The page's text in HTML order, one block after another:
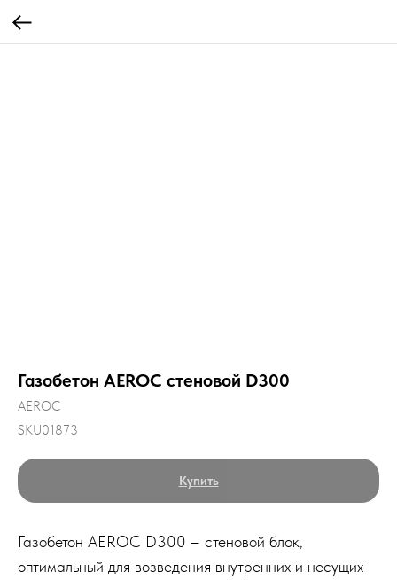
Газобетон AEROC стеновой D300
AEROC
SKU01873
Купить
Газобетон AEROC D300 – стеновой блок,
оптимальный для возведения внутренних и несущих